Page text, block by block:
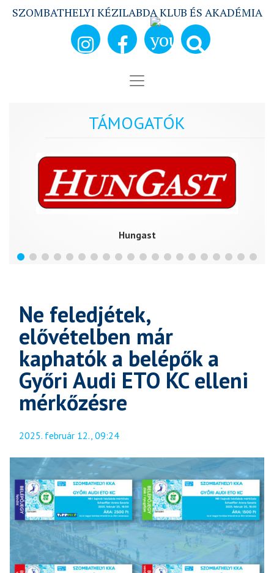
SZOMBATHELYI KÉZILABDA KLUB ÉS AKADÉMIA
TÁMOGATÓK
Hungast
Ne feledjétek,
elővételben már
kaphatók a belépők a
Győri Audi ETO KC elleni
mérkőzésre
2025. február 12., 09:24